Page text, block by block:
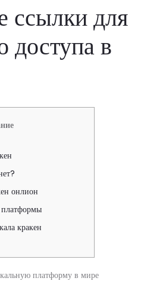
ссылки для
доступа в
онлион
кракен
платформу в мире